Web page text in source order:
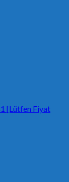
[Lütfen Fiyat